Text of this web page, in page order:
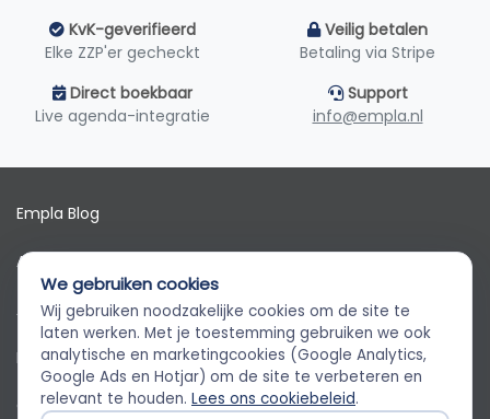
KvK-geverifieerd
Elke ZZP'er gecheckt
Veilig betalen
Betaling via Stripe
Direct boekbaar
Live agenda-integratie
Support
info@empla.nl
Empla Blog
Algemene voorwaarden
AVG
Privacybeleid
Cookiebeleid
Empla Assistent
Altijd beschikbaar, stel een vraag
We gebruiken cookies
Wij gebruiken noodzakelijke cookies om de site te
laten werken. Met je toestemming gebruiken we ook
analytische en marketingcookies (Google Analytics,
Google Ads en Hotjar) om de site te verbeteren en
relevant te houden. Lees ons cookiebeleid.